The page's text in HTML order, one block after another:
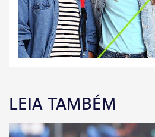
LEIA TAMBÉM